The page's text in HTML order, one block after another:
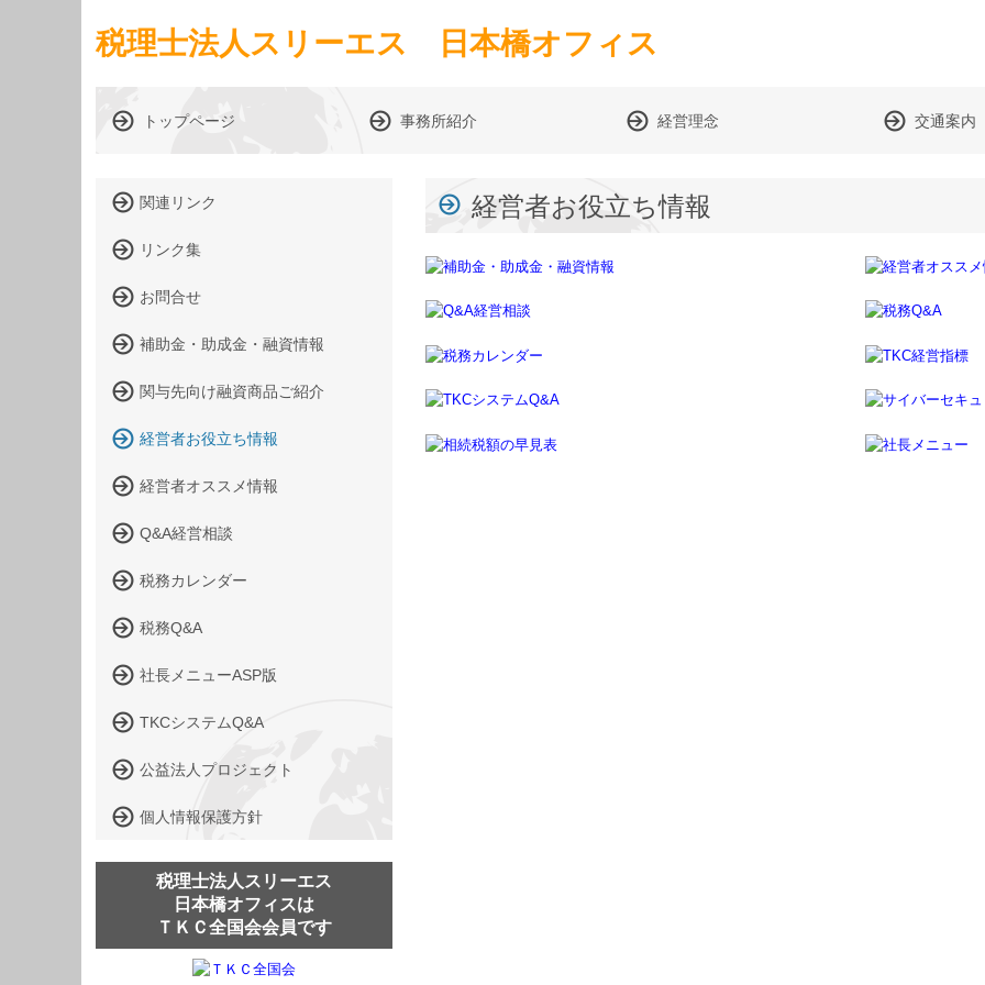
税理士法人スリーエス 日本橋オフィス
トップページ 事務所紹介 経営理念 交通案内
関連リンク
リンク集
お問合せ
補助金・助成金・融資情報
関与先向け融資商品ご紹介
経営者お役立ち情報
経営者オススメ情報
Q&A経営相談
税務カレンダー
税務Q&A
社長メニューASP版
TKCシステムQ&A
公益法人プロジェクト
個人情報保護方針
税理士法人スリーエス
日本橋オフィスは
ＴＫＣ全国会会員です
経営者お役立ち情報